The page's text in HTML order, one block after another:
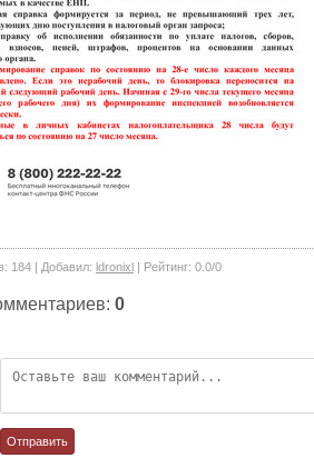
: 184 | Добавил: ldronixl | Рейтинг: 0.0/0
: 0
Отправить